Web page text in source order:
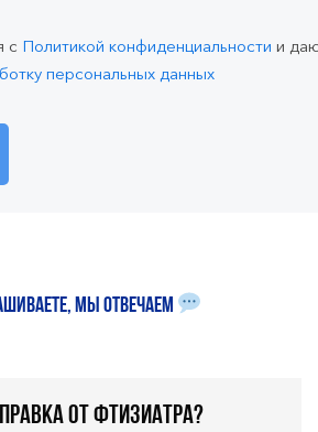
с Политикой конфиденциальности и
персональных данных
мы отвечаем
от фтизиатра?